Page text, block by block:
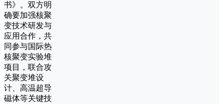
书》。双方明
确要加强核聚
变技术研发与
应用合作，共
同参与国际热
核聚变实验堆
项目，联合攻
关聚变堆设
计、高温超导
磁体等关键技